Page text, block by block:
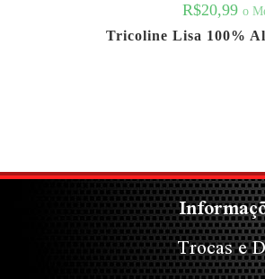
R$20,99 o
Tricoline Lisa 100%
Trocas e